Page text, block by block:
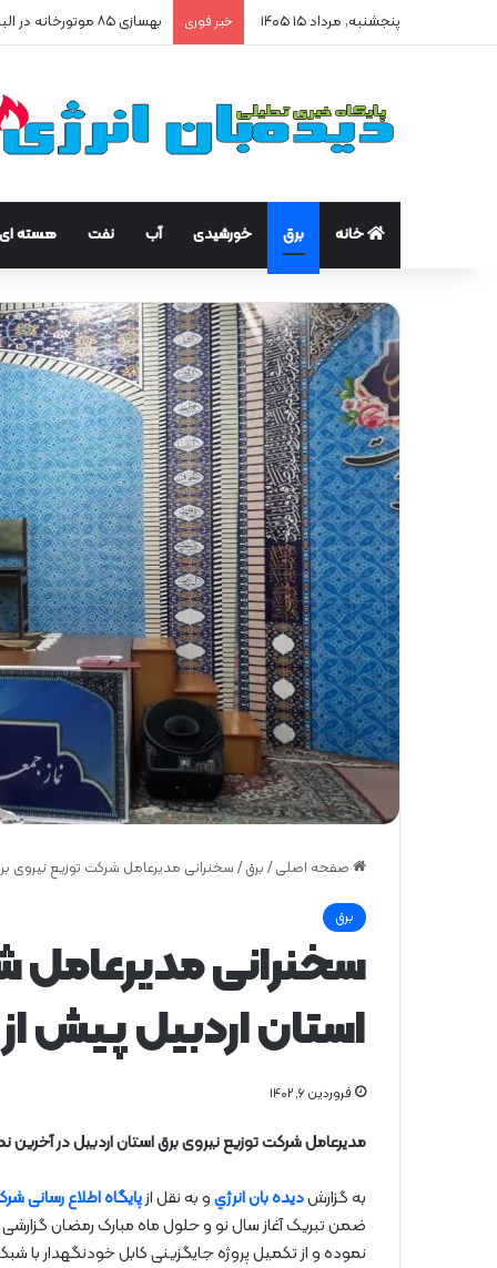
پنجشنبه, مرداد ۱۵ ۱۴۰۵ خبر فوری بهسازی ۸۵ موتورخانه در البرز/ صرفه‌جویی ۲۵۰ هزار مترمکعبی گاز در سه ماه
خانه برق خورشیدی آب نفت هسته ای
صفحه اصلی / برق / سخنرانی مدیرعامل شرکت توزیع نیروی
برق
سخنرانی مدیرعامل
استان اردبیل پیش
فروردین ۶, ۱۴۰۲
مدیرعامل شرکت توزیع نیروی برق استان اردبیل در آخرین نماز جمعه سال ۱۴۰۱ شهرستان خلخال
به گزارشدیده بان انرژيو به نقل ازپایگاه اطلاع رسانی
ضمن تبریک آغاز سال نو و حلول ماه مبارک رمضان گزارشی
نموده و از تکمیل پروژه جایگزینی کابل خودنگهدار با